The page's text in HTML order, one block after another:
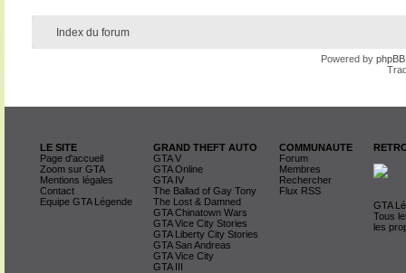
Index du forum
Powered by phpBB
LE SITE
Page d'accueil
Zoom sur GTA
Mentions légales
Contact
Equipe GTA Légende
GRAND THEFT AUTO
GTA V
GTA Online
GTA IV
The Ballad of Gay Tony
The Lost & Damned
GTA Chinatown Wars
GTA Vice City Stories
GTA Liberty City Stories
GTA San Andreas
GTA Vice City
GTA III
COMMUNAUTE
Forum
Membres
Rechercher
Flux RSS
GTA
Tous
les